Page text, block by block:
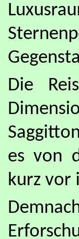
Die
es von
kurz vor